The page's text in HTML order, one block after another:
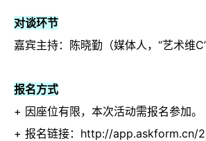
对谈环节
嘉宾主持：陈晓勤（媒体人，“艺术维
报名方式
+ 因座位有限，本次活动需报名参加。
+ 报名链接：http://app.askform.cn/